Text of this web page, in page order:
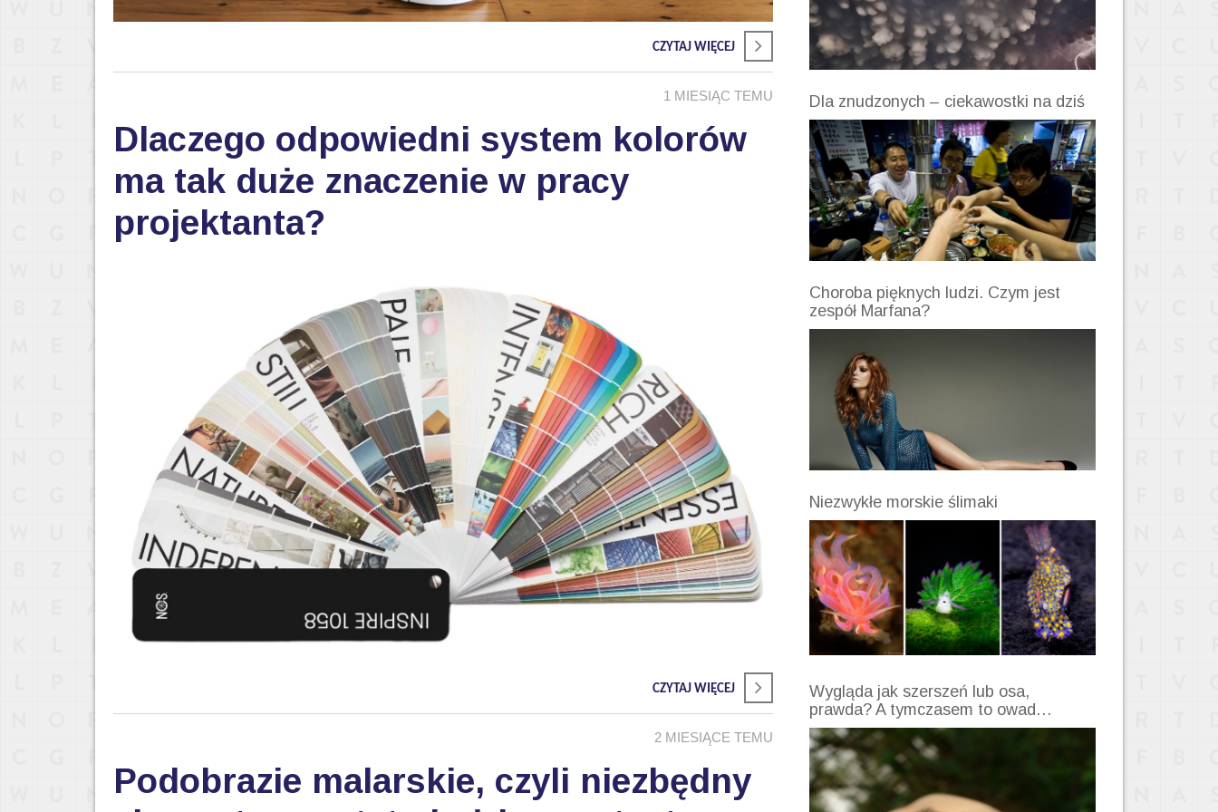
CZYTAJ WIĘCEJ
1 MIESIĄC TEMU
Dlaczego odpowiedni system kolorów
ma tak duże znaczenie w pracy
projektanta?
CZYTAJ WIĘCEJ
2 MIESIĄCE TEMU
Podobrazie malarskie, czyli niezbędny
Dla znudzonych – ciekawostki na dziś
Choroba pięknych ludzi. Czym jest
zespół Marfana?
Niezwykłe morskie ślimaki
Wygląda jak szerszeń lub osa,
prawda? A tymczasem to owad…